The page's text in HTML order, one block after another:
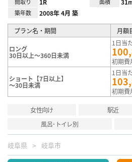
1R
築年数 2008年 4月 築
プラン名・期間 月額
ロング
30日以上～360日未満
1日当
初期費
ショート【7日以上】
～30日未満
1日当
初期費
女性向け 駅近
風呂･トイレ別
岐阜県 岐阜市